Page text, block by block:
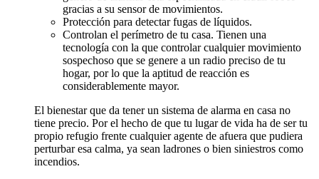
gracias a su sensor de movimientos.
Protección para detectar fugas de líquidos.
Controlan el perímetro de tu casa. Tienen una
tecnología con la que controlar cualquier movimiento
sospechoso que se genere a un radio preciso de tu
hogar, por lo que la aptitud de reacción es
considerablemente mayor.
El bienestar que da tener un sistema de alarma en casa no
tiene precio. Por el hecho de que tu lugar de vida ha de ser tu
propio refugio frente cualquier agente de afuera que pudiera
perturbar esa calma, ya sean ladrones o bien siniestros como
incendios.